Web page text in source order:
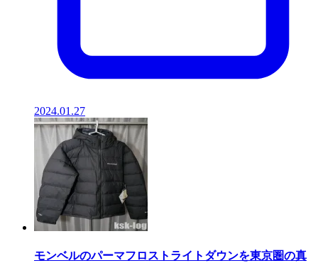
2024.01.27
モンベルのパーマフロストライトダウンを東京圏の真